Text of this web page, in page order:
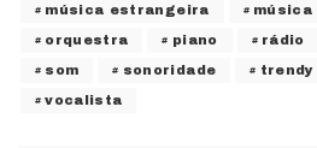
música estrangeira música
orquestra piano rádio
som sonoridade trendy
vocalista